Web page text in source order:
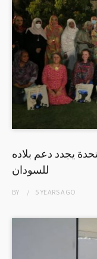
يجدد دعم بلاده
للسودان
BY 5 YEARSAGO